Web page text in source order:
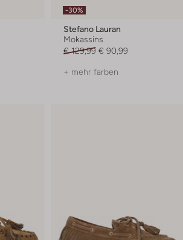
-30%
Stefano Lauran
Mokassins
€ 129,99 € 90,99
+ mehr farben